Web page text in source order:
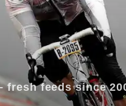
fresh feeds since